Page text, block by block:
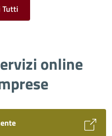
Tutti
online